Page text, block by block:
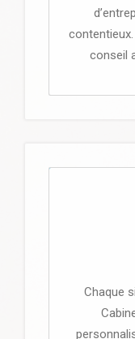
conseil
Chaque